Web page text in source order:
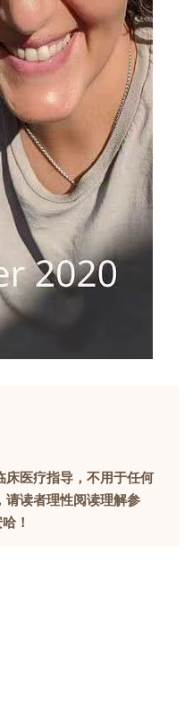
床医疗指导，不用于任何
请读者理性阅读理解参
！